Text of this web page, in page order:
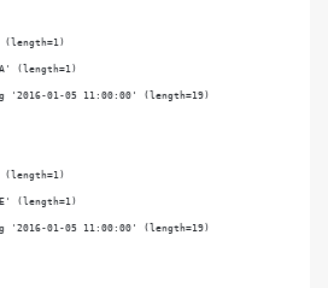
(length=1)
(length=1)
'2016-01-05 11:00:00' (length=19)
(length=1)
(length=1)
'2016-01-05 11:00:00' (length=19)